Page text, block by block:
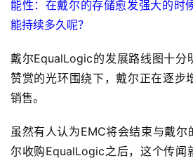
能性：在戴尔的存储愈发强大的时
能持续多久呢？
戴尔EqualLogic的发展路线图十分
赞赏的光环围绕下，戴尔正在逐步
销售。
虽然有人认为EMC将会结束与戴
尔收购EqualLogic之后，这个传闻